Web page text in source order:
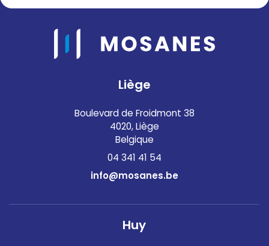
Liège
Boulevard de Froidmont 38
4020, Liège
Belgique
04 341 41 54
info@mosanes.be
Huy